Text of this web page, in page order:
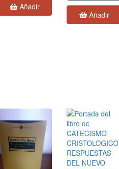
Añadir
Añadir